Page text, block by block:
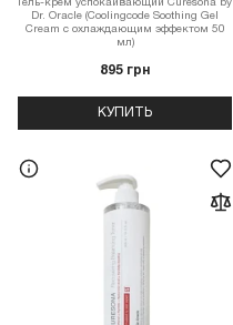
Гель-крем успокаивающий Curesona by
Dr. Oracle (Coolingcode Soothing Gel
Cream с охлаждающим эффектом 50
мл)
895 грн
КУПИТЬ